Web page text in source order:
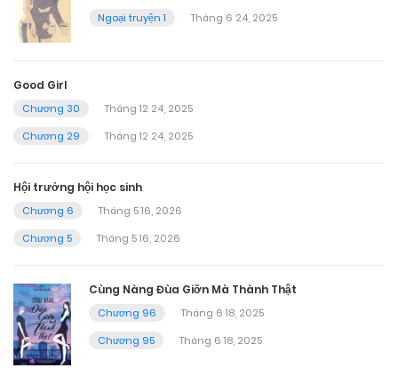
Ngoại truyện 1
Tháng 6 24, 2025
Good Girl
Chương 30
Tháng 12 24, 2025
Chương 29
Tháng 12 24, 2025
Hội trưởng hội học sinh
Chương 6
Tháng 5 16, 2026
Chương 5
Tháng 5 16, 2026
Cùng Nàng Đùa Giỡn Mà Thành Thật
Chương 96
Tháng 6 18, 2025
Chương 95
Tháng 6 18, 2025